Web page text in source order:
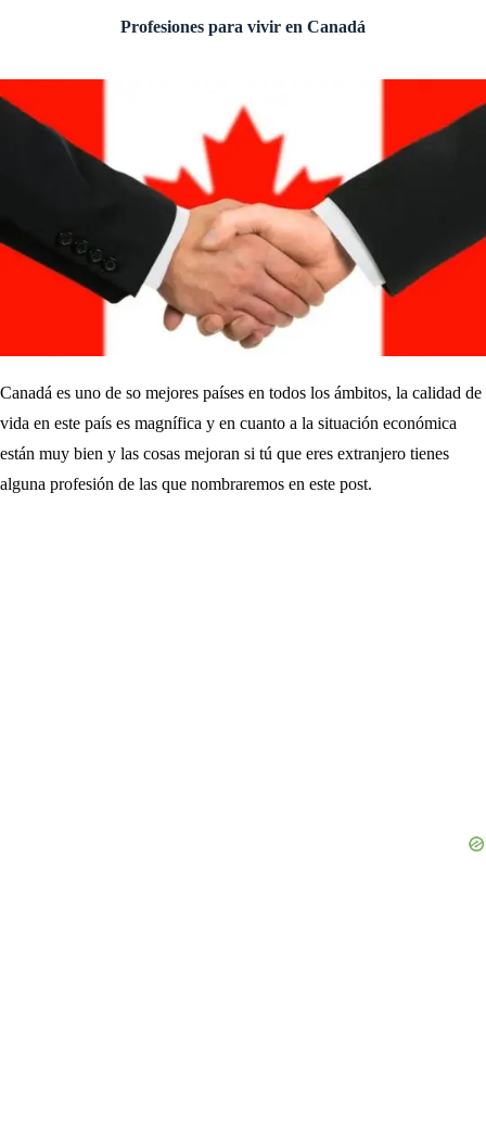
Profesiones para vivir en Canadá
Canadá es uno de so mejores países en todos los ámbitos, la calidad de
vida en este país es magnífica y en cuanto a la situación económica
están muy bien y las cosas mejoran si tú que eres extranjero tienes
alguna profesión de las que nombraremos en este post.